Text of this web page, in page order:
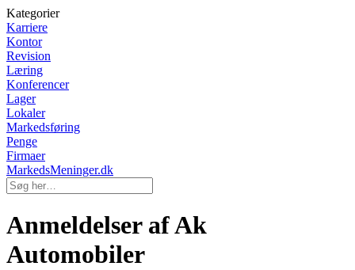
Kategorier
Karriere
Kontor
Revision
Læring
Konferencer
Lager
Lokaler
Markedsføring
Penge
Firmaer
MarkedsMeninger.dk
Anmeldelser af Ak
Automobiler